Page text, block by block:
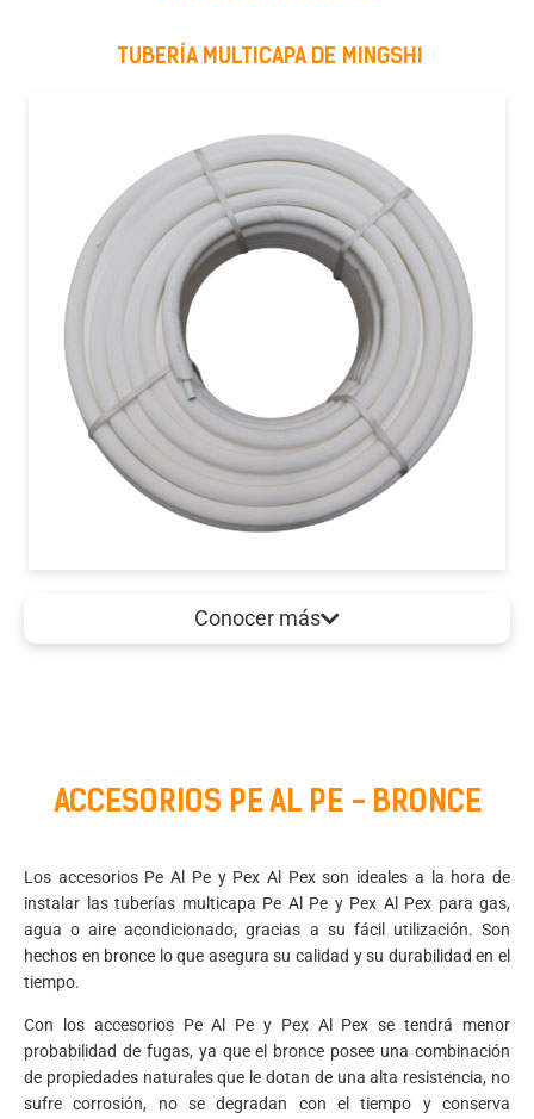
TUBERÍA MULTICAPA DE MINGSHI
Conocer más
ACCESORIOS PE AL PE - BRONCE
Los accesorios Pe Al Pe y Pex Al Pex son ideales a la hora de
instalar las tuberías multicapa Pe Al Pe y Pex Al Pex para gas,
agua o aire acondicionado, gracias a su fácil utilización. Son
hechos en bronce lo que asegura su calidad y su durabilidad en el
tiempo.
Con los accesorios Pe Al Pe y Pex Al Pex se tendrá menor
probabilidad de fugas, ya que el bronce posee una combinación
de propiedades naturales que le dotan de una alta resistencia, no
sufre corrosión, no se degradan con el tiempo y conserva